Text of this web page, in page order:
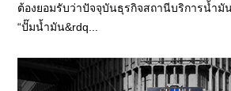
ต้องยอมรับว่าปัจจุบันธุรกิจสถานีบริการน้ำมั
“ปั๊มน้ำมัน&rdq...